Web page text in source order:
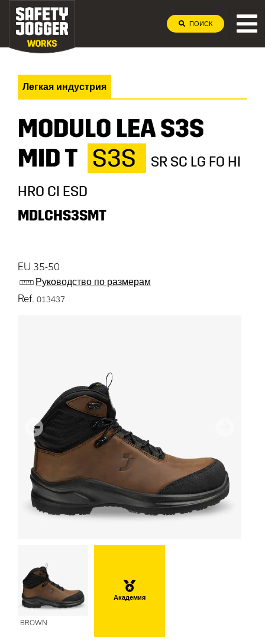
ПОИСК
Легкая индустрия
MODULO LEA S3S
MID T S3S
SR SC LG FO HI
HRO CI ESD
MDLCHS3SMT
EU 35-50
Руководство по размерам
Ref. 013437
Предыдущий
BROWN
Академия